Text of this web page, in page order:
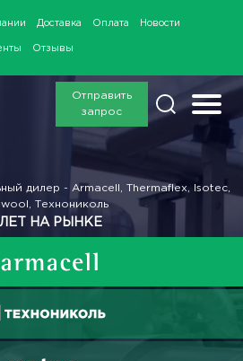
Доставка Оплата Новости
Отзывы
Отправить
запрос
дилер - Armacell, Thermaflex, Isotec,
Технониколь
ЛЕТ НА РЫНКЕ